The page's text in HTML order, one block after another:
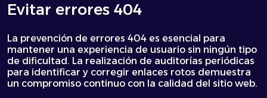
Evitar errores 404
La prevención de errores 404 es esencial para
mantener una experiencia de usuario sin ningún tipo
de dificultad. La realización de auditorías periódicas
para identificar y corregir enlaces rotos demuestra
un compromiso continuo con la calidad del sitio web.